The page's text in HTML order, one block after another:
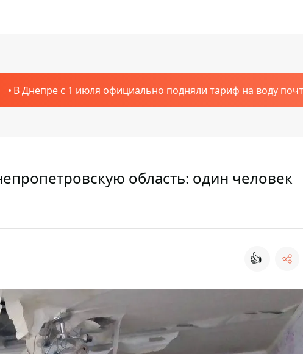
В Днепре с 1 июля официально подняли тариф на воду
область: один человек
👍